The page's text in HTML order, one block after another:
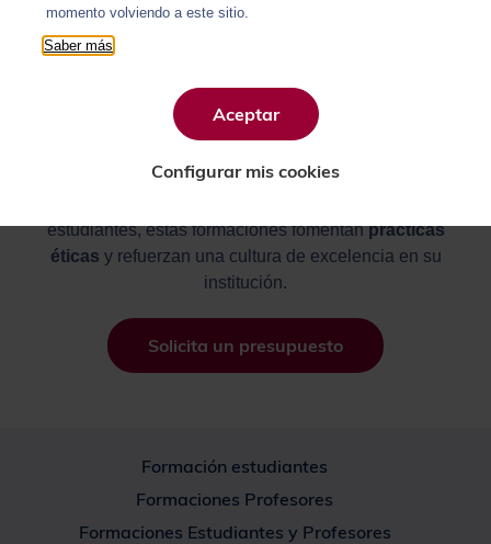
participantes:
IA generativa de manera
Comprender los
derechos de autor
estudiantes, estas formaciones fomentanprácticas
éticas y refuerzan una cultura de excelencia en su
institución.
Solicita un presupuesto
Formación estudiantes
Formaciones Profesores
Formaciones Estudiantes y Profesores
momento volviendo a este sitio.
Saber más
Aceptar
Configurar mis cookies